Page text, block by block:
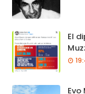
El